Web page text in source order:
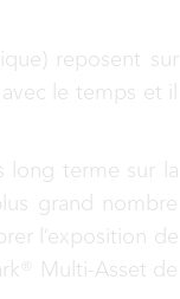
reposent sur
le temps et il
long terme sur la
grand nombre
l’exposition de
Multi-Asset de